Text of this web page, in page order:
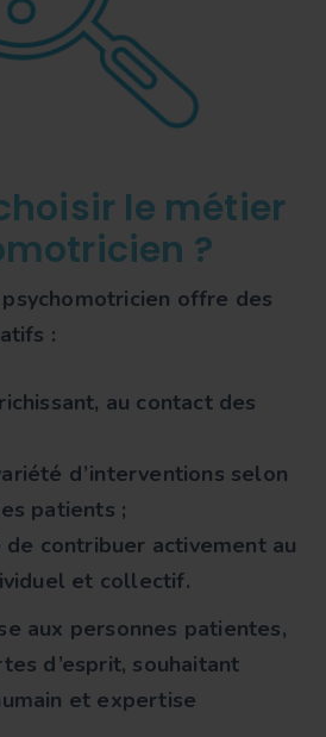
le métier
?
psychomotricien offre des
:
au contact des
d’interventions selon
patients ;
contribuer activement au
et collectif.
aux personnes patientes,
d’esprit, souhaitant
et expertise